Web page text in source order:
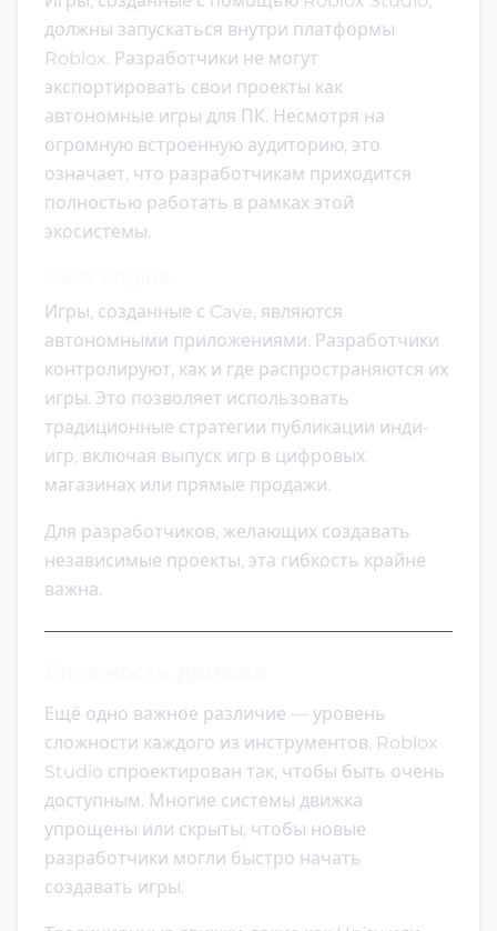
должны запускаться внутри платформы
Roblox. Разработчики не могут
экспортировать свои проекты как
автономные игры для ПК. Несмотря на
огромную встроенную аудиторию, это
означает, что разработчикам приходится
полностью работать в рамках этой
экосистемы.
Игры, созданные с Cave, являются
автономными приложениями. Разработчики
контролируют, как и где распространяются их
игры. Это позволяет использовать
традиционные стратегии публикации инди-
игр, включая выпуск игр в цифровых
магазинах или прямые продажи.
Для разработчиков, желающих создавать
независимые проекты, эта гибкость крайне
важна.
Ещё одно важное различие — уровень
сложности каждого из инструментов. Roblox
Studio спроектирован так, чтобы быть очень
доступным. Многие системы движка
упрощены или скрыты, чтобы новые
разработчики могли быстро начать
создавать игры.